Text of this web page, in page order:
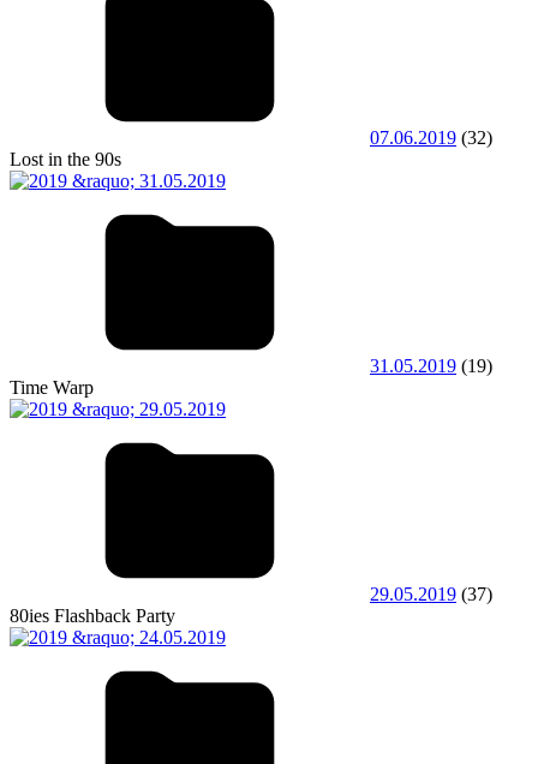
07.06.2019 (32)
Lost in the 90s
31.05.2019 (19)
Time Warp
29.05.2019 (37)
80ies Flashback Party